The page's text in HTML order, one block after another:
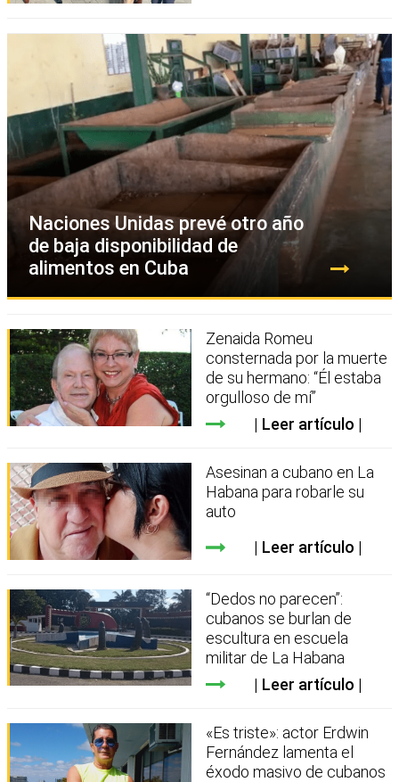
Naciones Unidas prevé otro año
de baja disponibilidad de
alimentos en Cuba
Zenaida Romeu
consternada por la muerte
de su hermano: “Él estaba
orgulloso de mí”
Leer artículo
Asesinan a cubano en La
Habana para robarle su
auto
Leer artículo
“Dedos no parecen”:
cubanos se burlan de
escultura en escuela
militar de La Habana
Leer artículo
«Es triste»: actor Erdwin
Fernández lamenta el
éxodo masivo de cubanos